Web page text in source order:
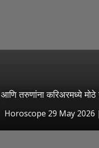
आणि तरुणांना करिअरमध्ये
Horoscope 29 May